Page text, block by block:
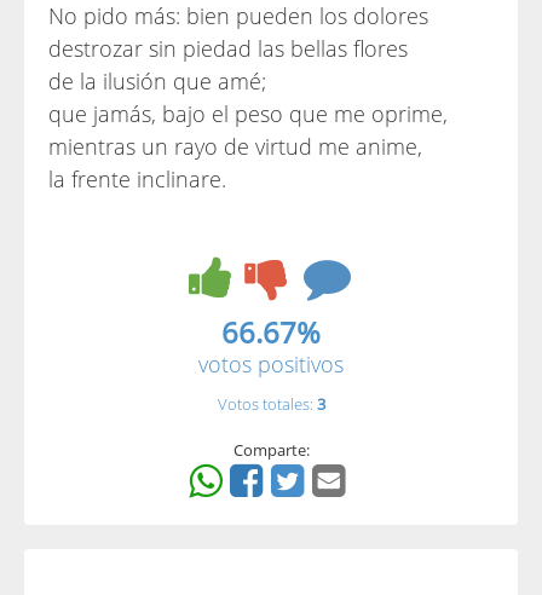
No pido más: bien pueden los dolores
destrozar sin piedad las bellas flores
de la ilusión que amé;
que jamás, bajo el peso que me oprime,
mientras un rayo de virtud me anime,
la frente inclinare.
66.67%
votos positivos
Votos totales: 3
Comparte: